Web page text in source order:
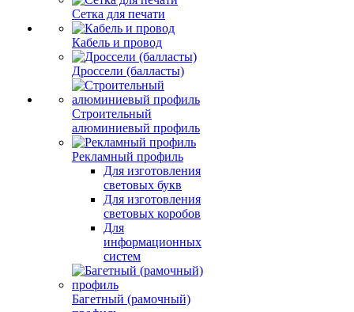
Сетка для печати
Кабель и провод
Дроссели (балласты)
Строительный
алюминиевый профиль
Рекламный профиль
Для изготовления
световых букв
Для изготовления
световых коробов
Для
информационных
систем
Багетный (рамочный)